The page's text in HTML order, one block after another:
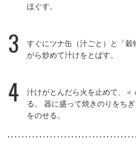
ほぐす。
3
すぐにツナ缶（汁ごと）と「
がら炒めて汁けをとばす。
4
汁けがとんだら火を止めて、
る。 器に盛って焼きのりをち
をのせる。